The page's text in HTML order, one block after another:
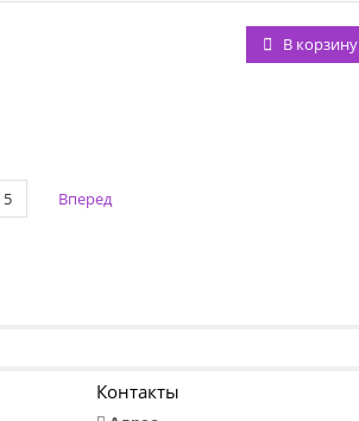
В корзину
5 Вперед
Контакты